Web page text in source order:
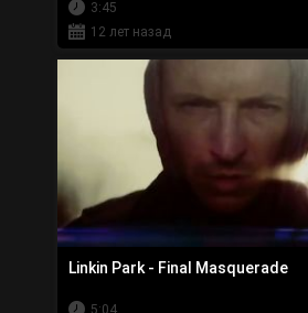
3:45
12 лет назад
Linkin Park - Final Masquerade
5:04